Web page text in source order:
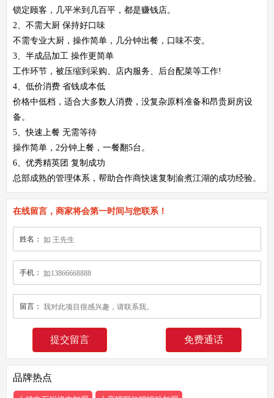
锁定顾客，几平米到几百平，都是赚钱店。
2、不需大厨 保持好口味
不需专业大厨，操作简单，几分钟出餐，口味不变。
3、半成品加工 操作更简单
工作环节，被压缩到采购、店内服务、后台配菜等工作!
4、低价消费 省钱成本低
价格中低档，适合大多数人消费，没复杂原料准备和昂贵厨房设
备。
5、快速上餐 无需等待
操作简单，2分钟上餐，一餐翻5台。
6、优秀精英团 复制成功
总部成熟的管理体系，帮助合作商快速复制渝煮江湖的成功经验。
在线留言，商家将会第一时间与您联系！
姓名：
手机：
留言：
免费通话
品牌热点